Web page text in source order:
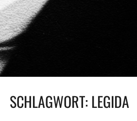
SCHLAGWORT: LEGIDA